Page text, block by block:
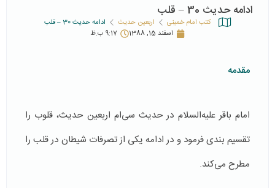
ادامه حدیث 30 – قلب
کتب امام خمینی اربعین حدیث
ادامه حدیث 30 – قلب
اسفند 15, 1388
9:17 ب.ظ
مقدمه
امام باقر علیه‌السلام در حدیث سی‌ام اربعین حدیث، قلوب را
تقسیم بندی فرمود و در ادامه یکی از تصرفات شیطان در قلب را
مطرح می‌کند.